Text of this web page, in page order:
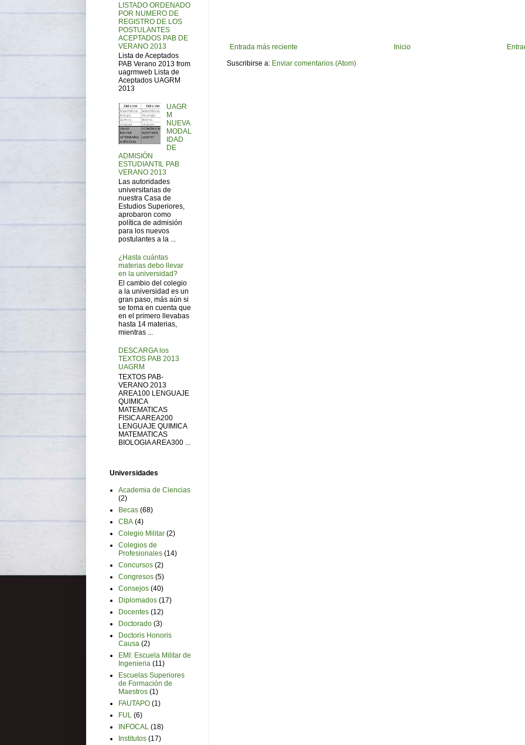
Entrada más reciente
Inicio
Suscribirse a: Enviar comentarios (Atom)
LISTADO ORDENADO
POR NUMERO DE
REGISTRO DE LOS
POSTULANTES
ACEPTADOS PAB DE
VERANO 2013
Lista de Aceptados
PAB Verano 2013 from
uagrmweb Lista de
Aceptados UAGRM
2013
UAGR
M
NUEVA
MODAL
IDAD
DE
ADMISIÓN
ESTUDIANTIL PAB
VERANO 2013
Las autoridades
universitarias de
nuestra Casa de
Estudios Superiores,
aprobaron como
política de admisión
para los nuevos
postulantes a la ...
¿Hasta cuántas
materias debo llevar
en la universidad?
El cambio del colegio
a la universidad es un
gran paso, más aún si
se toma en cuenta que
en el primero llevabas
hasta 14 materias,
mientras ...
DESCARGA los
TEXTOS PAB 2013
UAGRM
TEXTOS PAB-
VERANO 2013
AREA100 LENGUAJE
QUIMICA
MATEMATICAS
FISICA AREA200
LENGUAJE QUIMICA
MATEMATICAS
BIOLOGIA AREA300 ...
Universidades
Academia de Ciencias
(2)
Becas (68)
CBA (4)
Colegio Militar (2)
Colegios de
Profesionales (14)
Concursos (2)
Congresos (5)
Consejos (40)
Diplomados (17)
Docentes (12)
Doctorado (3)
Doctoris Honoris
Causa (2)
EMI: Escuela Militar de
Ingenieria (11)
Escuelas Superiores
de Formación de
Maestros (1)
FAUTAPO (1)
FUL (6)
INFOCAL (18)
Institutos (17)